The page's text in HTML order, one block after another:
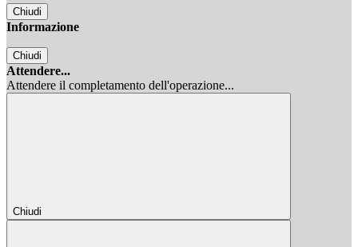
Chiudi
Informazione
Chiudi
Attendere...
Attendere il completamento dell'operazione...
Chiudi